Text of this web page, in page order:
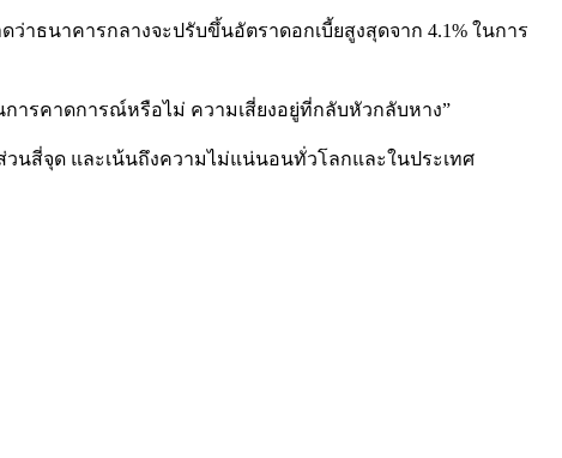
ว่าธนาคารกลางจะปรับขึ้นอัตราดอกเบี้ยสูงสุดจาก 4.1% ในการ
ารคาดการณ์หรือไม่ ความเสี่ยงอยู่ที่กลับหัวกลับหาง”
นสี่จุด และเน้นถึงความไม่แน่นอนทั่วโลกและในประเทศ